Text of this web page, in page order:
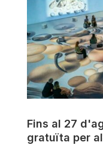
Fins al 27
gratuïta per